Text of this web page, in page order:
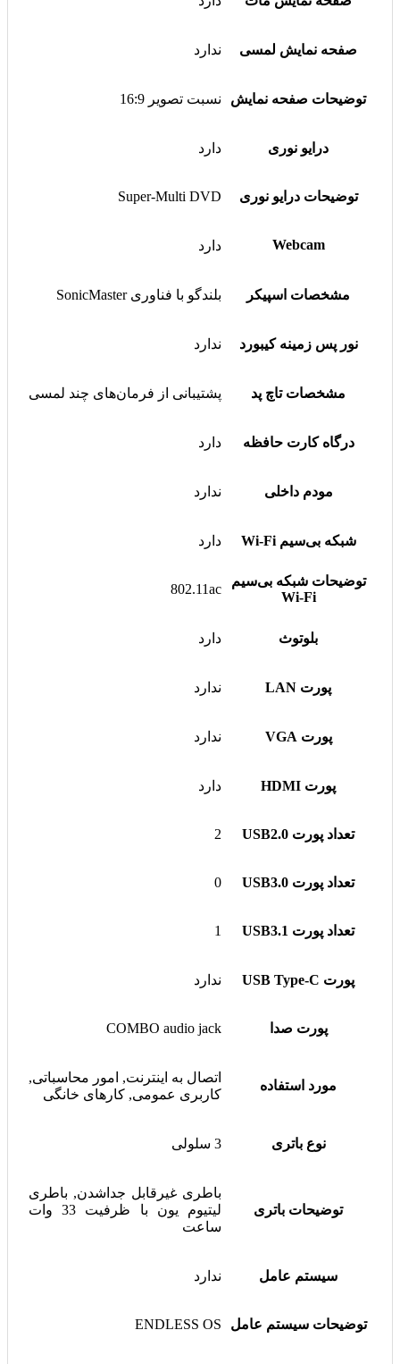
صفحه نمایش لمسی ندارد
توضیحات صفحه نمایش نسبت تصویر 16:9
درایو نوری دارد
توضیحات درایو نوری Super-Multi DVD
Webcam دارد
مشخصات اسپیکر بلندگو با فناوری SonicMaster
نور پس زمینه کیبورد ندارد
مشخصات تاچ پد پشتیبانی از فرمان‌های چند لمسی
درگاه کارت حافظه دارد
مودم داخلی ندارد
شبکه بی‌سیم Wi-Fi دارد
توضیحات شبکه بی‌سیم
Wi-Fi
802.11ac
بلوتوث دارد
پورت LAN ندارد
پورت VGA ندارد
پورت HDMI دارد
تعداد پورت USB2.0 2
تعداد پورت USB3.0 0
تعداد پورت USB3.1 1
پورت USB Type-C ندارد
پورت صدا COMBO audio jack
مورد استفاده
اتصال به اینترنت, امور محاسباتی,
کاربری عمومی, کارهای خانگی
نوع باتری 3 سلولی
توضیحات باتری
باطری غیرقابل جداشدن, باطری
لیتیوم یون با ظرفیت 33 وات
ساعت
سیستم عامل ندارد
توضیحات سیستم عامل ENDLESS OS